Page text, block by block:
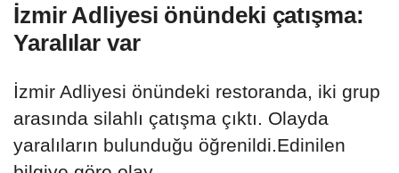
İzmir Adliyesi önündeki çatışma:
Yaralılar var
İzmir Adliyesi önündeki restoranda, iki grup
arasında silahlı çatışma çıktı. Olayda
yaralıların bulunduğu öğrenildi.Edinilen